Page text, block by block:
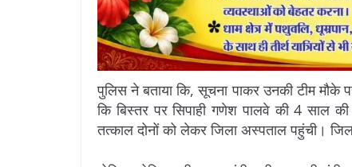
पुलिस ने बताया कि, सूचना पाकर उनकी टीम
कि बिस्तर पर सिपाही गणेश पालवे की 4 साल
तत्काल दोनों को लेकर जिला अस्पताल पहुंची।